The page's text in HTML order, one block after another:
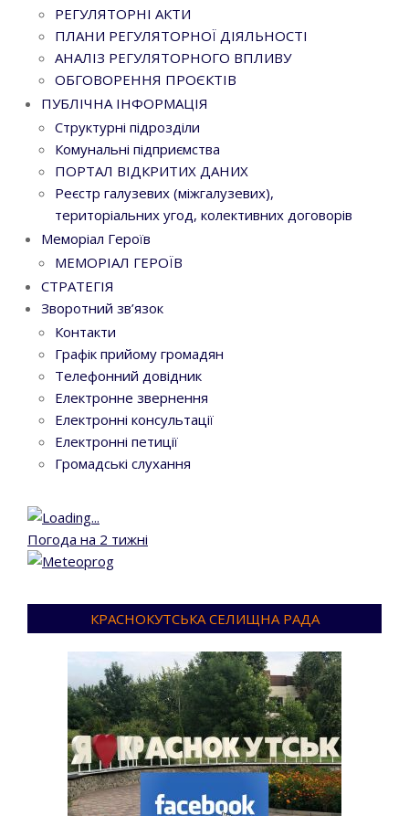
РЕГУЛЯТОРНІ АКТИ
ПЛАНИ РЕГУЛЯТОРНОЇ ДІЯЛЬНОСТІ
АНАЛІЗ РЕГУЛЯТОРНОГО ВПЛИВУ
ОБГОВОРЕННЯ ПРОЄКТІВ
ПУБЛІЧНА ІНФОРМАЦІЯ
Структурні підрозділи
Комунальні підприємства
ПОРТАЛ ВІДКРИТИХ ДАНИХ
Реєстр галузевих (міжгалузевих),
територіальних угод, колективних договорів
Меморіал Героїв
МЕМОРІАЛ ГЕРОЇВ
СТРАТЕГІЯ
Зворотний зв’язок
Контакти
Графік прийому громадян
Телефонний довідник
Електронне звернення
Електронні консультації
Електронні петиції
Громадські слухання
Погода на 2 тижні
КРАСНОКУТСЬКА СЕЛИЩНА РАДА